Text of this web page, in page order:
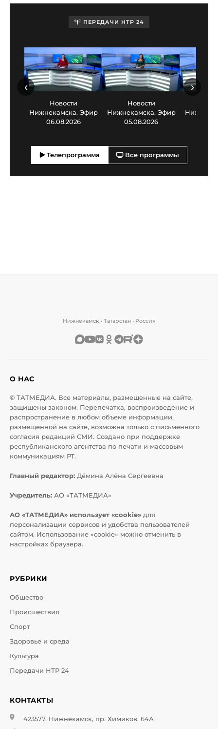
ПЕРЕДАЧИ НТР 24
Новости
Нижнекамска. Эфир
06.08.2026
Новости
Нижнекамска. Эфир
05.08.2026
‹ ›
Телепрограмма Все программы
Нижнекамск • Татарстан • Россия
О НАС
© ТАТМЕДИА. Все материалы, размещенные на сайте,
защищены законом. Перепечатка, воспроизведение и
распространение в любом объеме информации,
размещенной на сайте, возможна только с письменного
согласия редакций СМИ. Создано при поддержке
республиканского агентства по печати и массовым
коммуникациям РТ.
Главный редактор: Дёмина Алёна Сергеевна
Учредитель: АО «ТАТМЕДИА»
АО «ТАТМЕДИА» использует «cookie» для
персонализации сервисов и удобства пользователей
сайтом. Использование «cookie» можно отменить в
настройках браузера.
РУБРИКИ
Общество
Происшествия
Спорт
Здоровье и среда
Культура
Передачи НТР 24
КОНТАКТЫ
423577, Нижнекамск, пр. Химиков, 64А